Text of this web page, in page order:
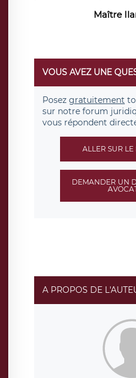
Maître
VOUS AVEZ UNE
Posez gratuitement
sur notre forum
vous répondent
ALLER SUR
DEMANDER UN
A PROPOS DE